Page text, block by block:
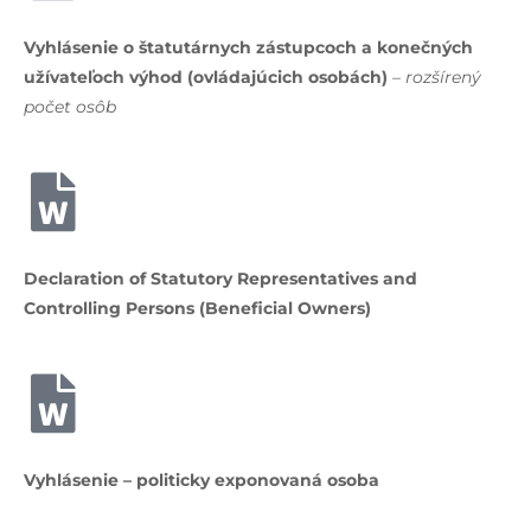
Vyhlásenie o štatutárnych zástupcoch a konečných
užívateľoch výhod (ovládajúcich osobách) – rozšírený
počet osôb
Declaration of Statutory Representatives and
Controlling Persons (Beneficial Owners)
Vyhlásenie – politicky exponovaná osoba